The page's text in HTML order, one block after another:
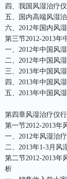
四、我国风湿治疗
五、国内高端风湿
六、2012年国内风
第三节2012-2013年
一、2012年中国风
二、2012年中国风
三、2013年中国风
四、2013年中国风
五、2013年中国风
第四章风湿治疗仪
第一节2012-2013年
一、2012年风湿治
二、2013年1-3月风
第二节2012-2013年
析